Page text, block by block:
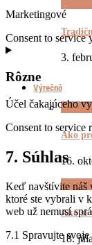
3.
Výrečnô
Ako
16.
Ako si
18.
Marketingové
Consent to service
Rôzne
Účel čakajúceho
Consent to service
7. Súhlas
Keď navštívite náš
ktoré ste vybrali v
web už nemusí
7.1 Spravujte svoje